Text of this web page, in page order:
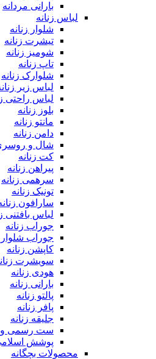
بارانی مردانه
لباس زنانه
شلوار زنانه
تیشرت زنانه
شومیز زنانه
تاپ زنانه
شلوارک زنانه
لباس زیر
لباس راحتی
بلوز زنانه
مانتو زنانه
دامن زنانه
شال و
کت زنانه
پیراهن زنانه
سرهمی زنانه
تونیک زنانه
سارافون
لباس بافتنی
جوراب زنانه
جوراب
کاپشن زنانه
سویشرت
هودی زنانه
بارانی زنانه
پالتو زنانه
پافر زنانه
جلیقه زنانه
ست رسمی و
پوشش
محصولات بچگانه